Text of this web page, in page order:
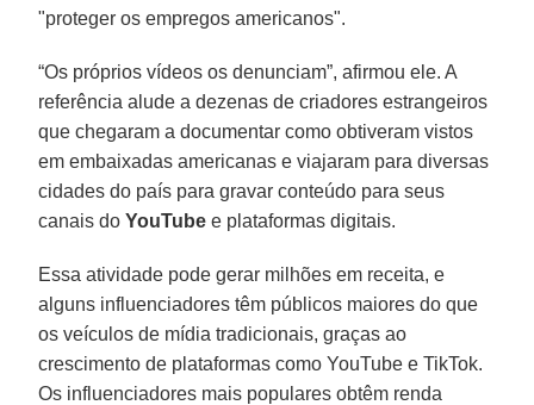
"proteger os empregos americanos".
“Os próprios vídeos os denunciam”, afirmou ele. A
referência alude a dezenas de criadores estrangeiros
que chegaram a documentar como obtiveram vistos
em embaixadas americanas e viajaram para diversas
cidades do país para gravar conteúdo para seus
canais doYouTube e plataformas digitais.
Essa atividade pode gerar milhões em receita, e
alguns influenciadores têm públicos maiores do que
os veículos de mídia tradicionais, graças ao
crescimento de plataformas como YouTube e TikTok.
Os influenciadores mais populares obtêm renda